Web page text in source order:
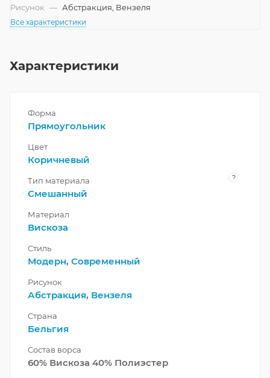
Рисунок — Абстракция, Вензеля
Все характеристики
Характеристики
Форма
Прямоугольник
Цвет
Коричневый
Тип материала ?
Смешанный
Материал
Вискоза
Стиль
Модерн, Современный
Рисунок
Абстракция, Вензеля
Страна
Бельгия
Состав ворса
60% Вискоза 40% Полиэстер